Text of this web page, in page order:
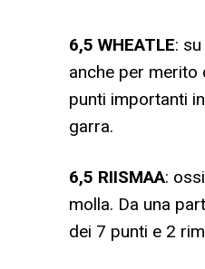
6,5 WHEATLE:
anche per merito
punti importanti
garra.
6,5 RIISMAA:
molla. Da una
dei 7 punti e 2